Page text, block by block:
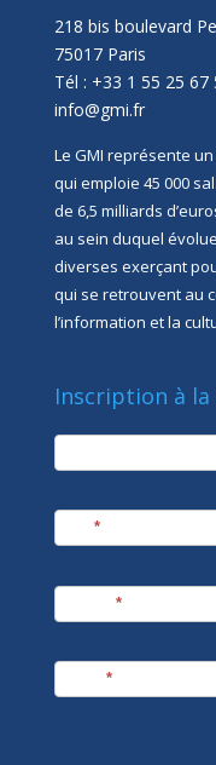
218 bis boulevard
75017 Paris
Tél : +33 1 55 25 67
info@gmi.fr
Le GMI représente
qui emploie 45 000
de 6,5 milliards
au sein duquel
diverses exerçant
qui se retrouvent au
l’information et la
Inscription à
newsletter
*
*
*